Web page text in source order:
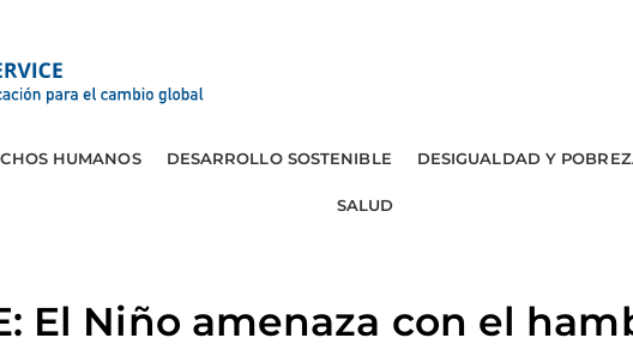
HUMANOS DESARROLLO SOSTENIBLE DESIGUALDAD Y
SALUD
El Niño amenaza con el